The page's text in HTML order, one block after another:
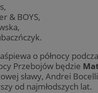
& BOYS,
o północy
Przebojów będzie
sławy, Andrei
od najmłodszych lat.